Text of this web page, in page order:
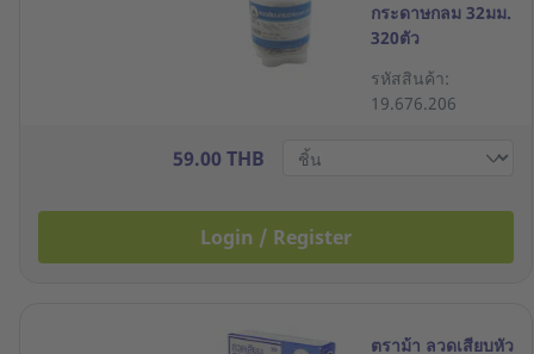
กระดาษกลม 32มม.
320ตัว
รหัสสินค้า:
19.676.206
59.00 THB
Login / Register
ตราม้า ลวดเสียบหัว